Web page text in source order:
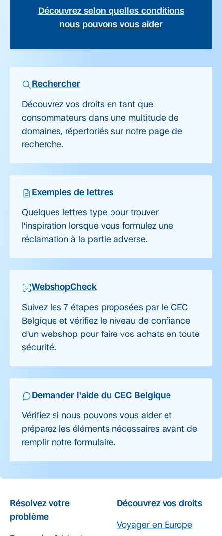
Découvrez selon quelles conditions
nous pouvons vous aider
Rechercher
Découvrez vos droits en tant que
consommateurs dans une multitude de
domaines, répertoriés sur notre page de
recherche.
Exemples de lettres
Quelques lettres type pour trouver
l'inspiration lorsque vous formulez une
réclamation à la partie adverse.
WebshopCheck
Suivez les 7 étapes proposées par le CEC
Belgique et vérifiez le niveau de confiance
d'un webshop pour faire vos achats en toute
sécurité.
Demander l'aide du CEC Belgique
Vérifiez si nous pouvons vous aider et
préparez les éléments nécessaires avant de
remplir notre formulaire.
Résolvez votre
problème
Découvrez vos droits
Voyager en Europe